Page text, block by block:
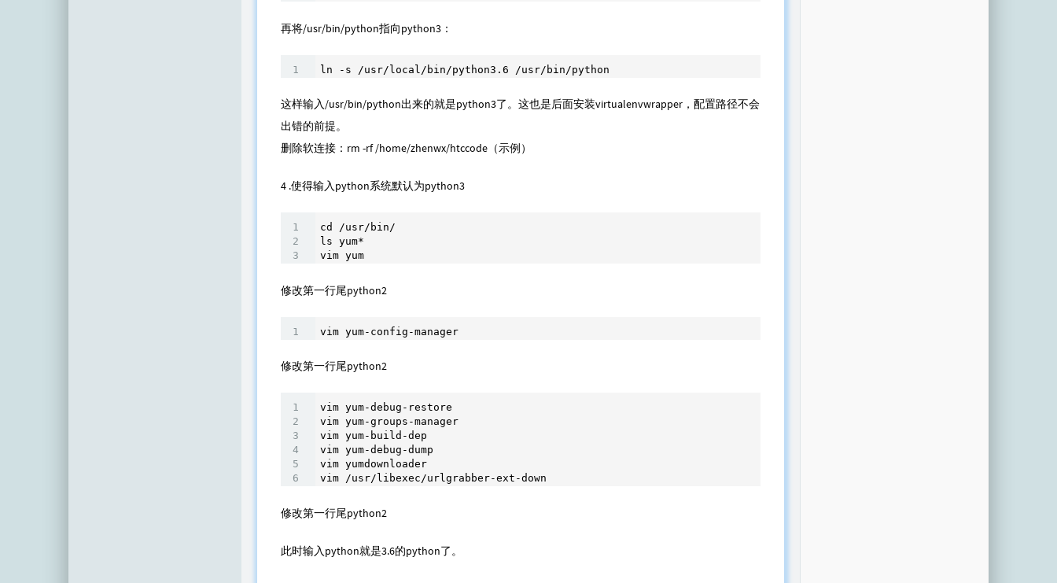
再将/usr/bin/python指向python3：
ln -s /usr/local/bin/python3 .6 /usr/bin/python
这样输入/usr/bin/python出来的就是python3了。这也是后面安装virtualenvwrapper，配置路径不会
出错的前提。
删除软连接：rm -rf /home/zhenwx/htccode（示例）
4 .使得输入python系统默认为python3
cd /usr/bin/
ls yum*
vim yum
修改第一行尾python2
vim yum-config-manager
修改第一行尾python2
vim yum-debug-restore
vim yum-groups-manager
vim yum-build-dep
vim yum-debug-dump
vim yumdownloader
vim /usr/libexec/urlgrabber-ext-down
修改第一行尾python2
此时输入python就是3.6的python了。